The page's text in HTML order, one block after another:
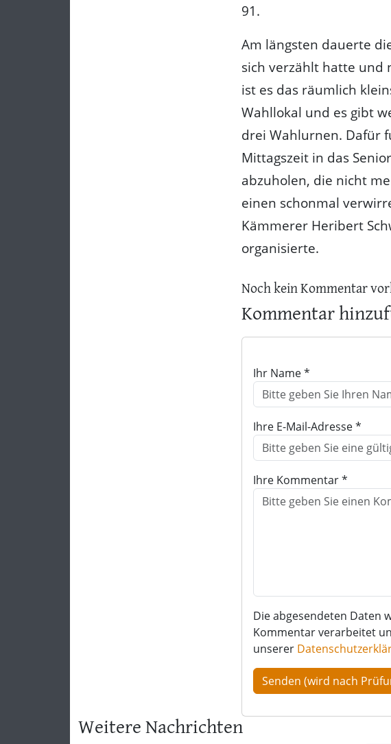
91.
Am längsten dauerte
sich verzählt hatte und
ist es das räumlich
Wahllokal und es gibt
drei Wahlurnen. Dafür
Mittagszeit in das
abzuholen, die nicht
einen schonmal
Kämmerer Heribert
organisierte.
Noch kein Kommentar
Kommentar
Ihr Name *
Ihre E-Mail-Adresse *
Ihre Kommentar *
Die abgesendeten Daten
Kommentar verarbeitet
unserer
Weitere Nachrichten